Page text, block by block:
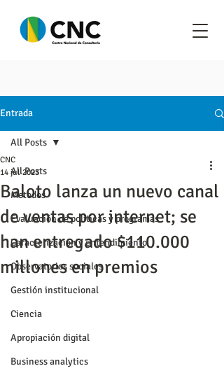
Entrada
All Posts
Metodos
Evaluación de políticas y programas
Caracterización y entendimiento
Observatorios sociales
Gestión institucional
Ciencia
Apropiación digital
Business analytics
All Posts
Baloto lanza un nuevo canal
de ventas por internet; se
han entregado $110.000
millones en premios
CNC
14 jul 2023